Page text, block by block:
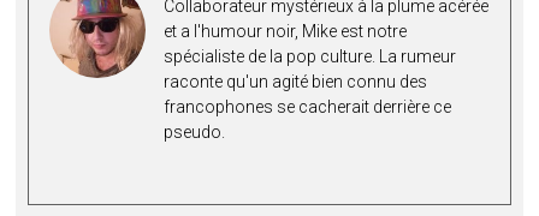
Collaborateur mystérieux à la plume acérée
et a l'humour noir, Mike est notre
spécialiste de la pop culture. La rumeur
raconte qu'un agité bien connu des
francophones se cacherait derrière ce
pseudo.